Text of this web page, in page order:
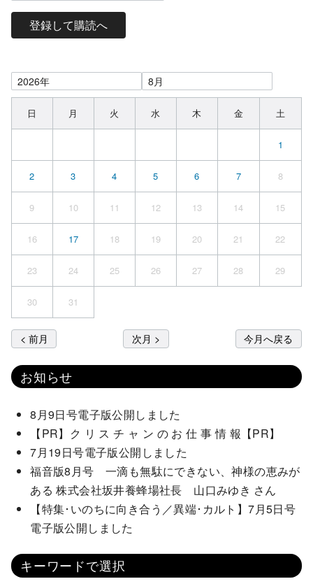
登録して購読へ
日 月 火 水 木 金 土
1
2 3 4 5 6 7 8
9 10 11 12 13 14 15
16 17 18 19 20 21 22
23 24 25 26 27 28 29
30 31
< 前月 次月 > 今月へ戻る
お知らせ
8月9日号電子版公開しました
【PR】ク リ ス チ ャ ン の お 仕 事 情 報【PR】
7月19日号電子版公開しました
福音版8月号 一滴も無駄にできない、神様の恵みが
ある 株式会社坂井養蜂場社長 山口みゆき さん
【特集･いのちに向き合う／異端･カルト】7月5日号
電子版公開しました
キーワードで選択